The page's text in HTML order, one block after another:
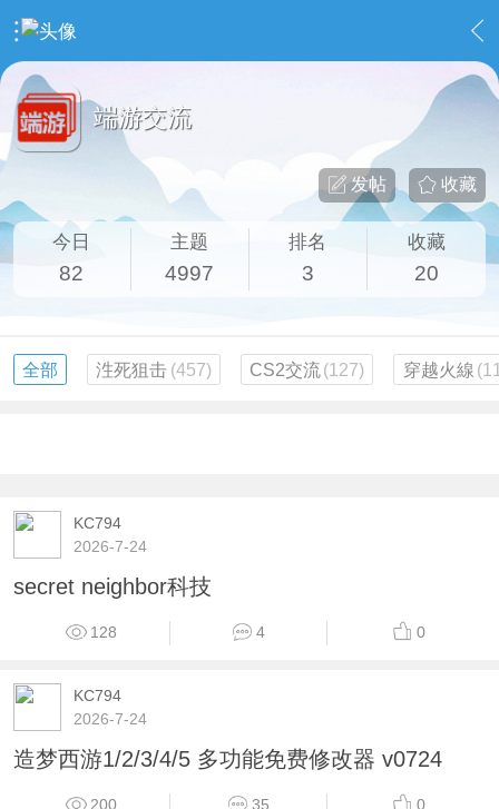
社区广场 › 端游交流
端游交流
收藏
发帖
今日
82
主题
4997
排名
3
收藏
20
全部 泩死狙击 (457) CS2交流(127) 穿越火線
KC794
2026-7-24
secret neighbor科技
128 4 0
KC794
2026-7-24
造梦西游1/2/3/4/5 多功能免费修改器 v0724
200 35 0